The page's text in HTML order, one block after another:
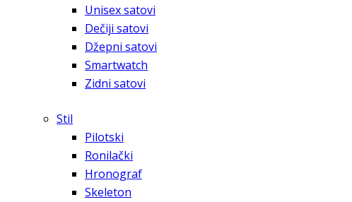
Unisex satovi
Dečiji satovi
Džepni satovi
Smartwatch
Zidni satovi
Stil
Pilotski
Ronilački
Hronograf
Skeleton